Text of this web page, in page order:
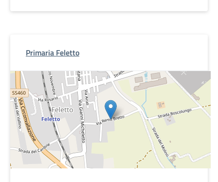
Primaria Feletto